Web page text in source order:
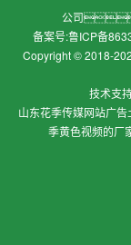
公司
备案号:鲁ICP备
Copyright © 2018-
技术支
山东花季传媒网站广
季黄色视频的厂